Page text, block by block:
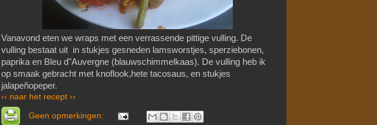
Vanavond eten we wraps met een verrassende pittige vulling. De
vulling bestaat uit in stukjes gesneden lamsworstjes, sperziebonen,
paprika en Bleu d"Auvergne (blauwschimmelkaas). De vulling heb ik
op smaak gebracht met knoflook,hete tacosaus, en stukjes
jalapeñopeper.
›› naar het recept ››
Geen opmerkingen: